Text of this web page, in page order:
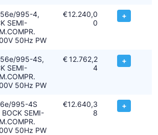
995-4,
SEMI-
50Hz PW
€12.240,0
0
+
995-4S,
SEMI-
50Hz PW
€ 12.762,2
4
+
995-4S
BOCK SEMI-
50Hz PW
€12.640,3
8
+